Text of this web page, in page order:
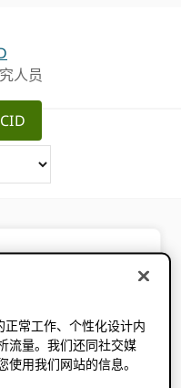
人员
问题
常工作、个性化设计内
流量。我们还同社交媒
用我们网站的信息。